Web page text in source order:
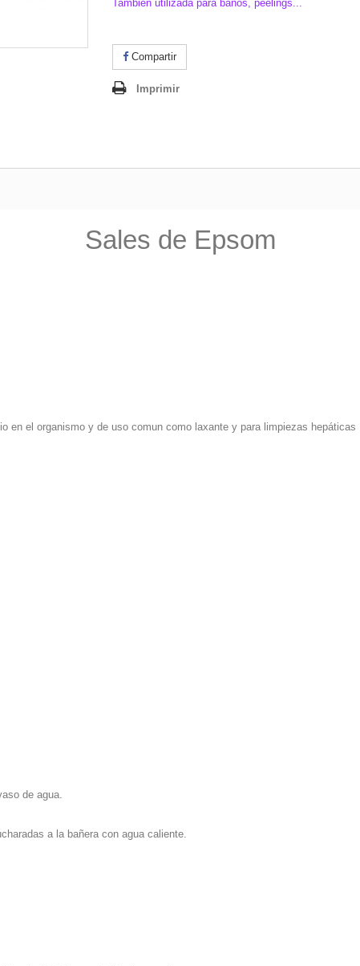
También utilizada para baños, peelings...
Compartir
Imprimir
Sales de Epsom
en el organismo y de uso comun como laxante y para limpiezas hepáticas
de agua.
a la bañera con agua caliente.